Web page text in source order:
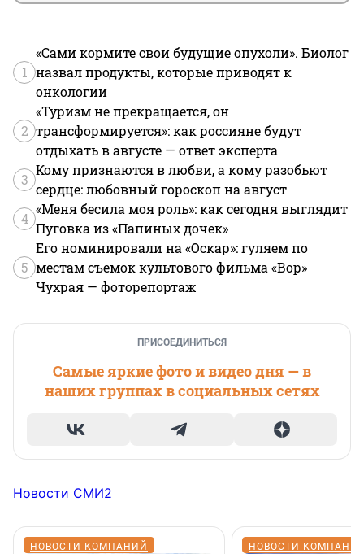
1
«Сами кормите свои будущие опухоли». Биолог
назвал продукты, которые приводят к
онкологии
2
«Туризм не прекращается, он
трансформируется»: как россияне будут
отдыхать в августе — ответ эксперта
3
Кому признаются в любви, а кому разобьют
сердце: любовный гороскоп на август
4
«Меня бесила моя роль»: как сегодня выглядит
Пуговка из «Папиных дочек»
5
Его номинировали на «Оскар»: гуляем по
местам съемок культового фильма «Вор»
Чухрая — фоторепортаж
ПРИСОЕДИНИТЬСЯ
Самые яркие фото и видео дня — в
наших группах в социальных сетях
Новости СМИ2
НОВОСТИ КОМПАНИЙ НОВОСТИ